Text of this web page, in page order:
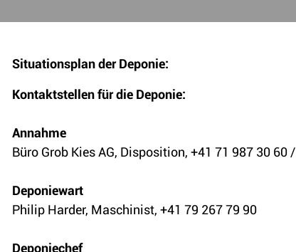
Situationsplan der Deponie:
Kontaktstellen für die Deponie:
Annahme
Büro Grob Kies AG, Disposition, +41 71 987 30 60 /
Deponiewart
Philip Harder, Maschinist, +41 79 267 79 90
Deponiechef